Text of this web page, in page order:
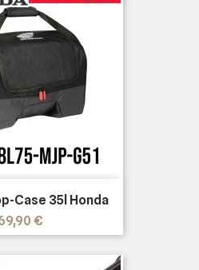
Case 35l Honda
€